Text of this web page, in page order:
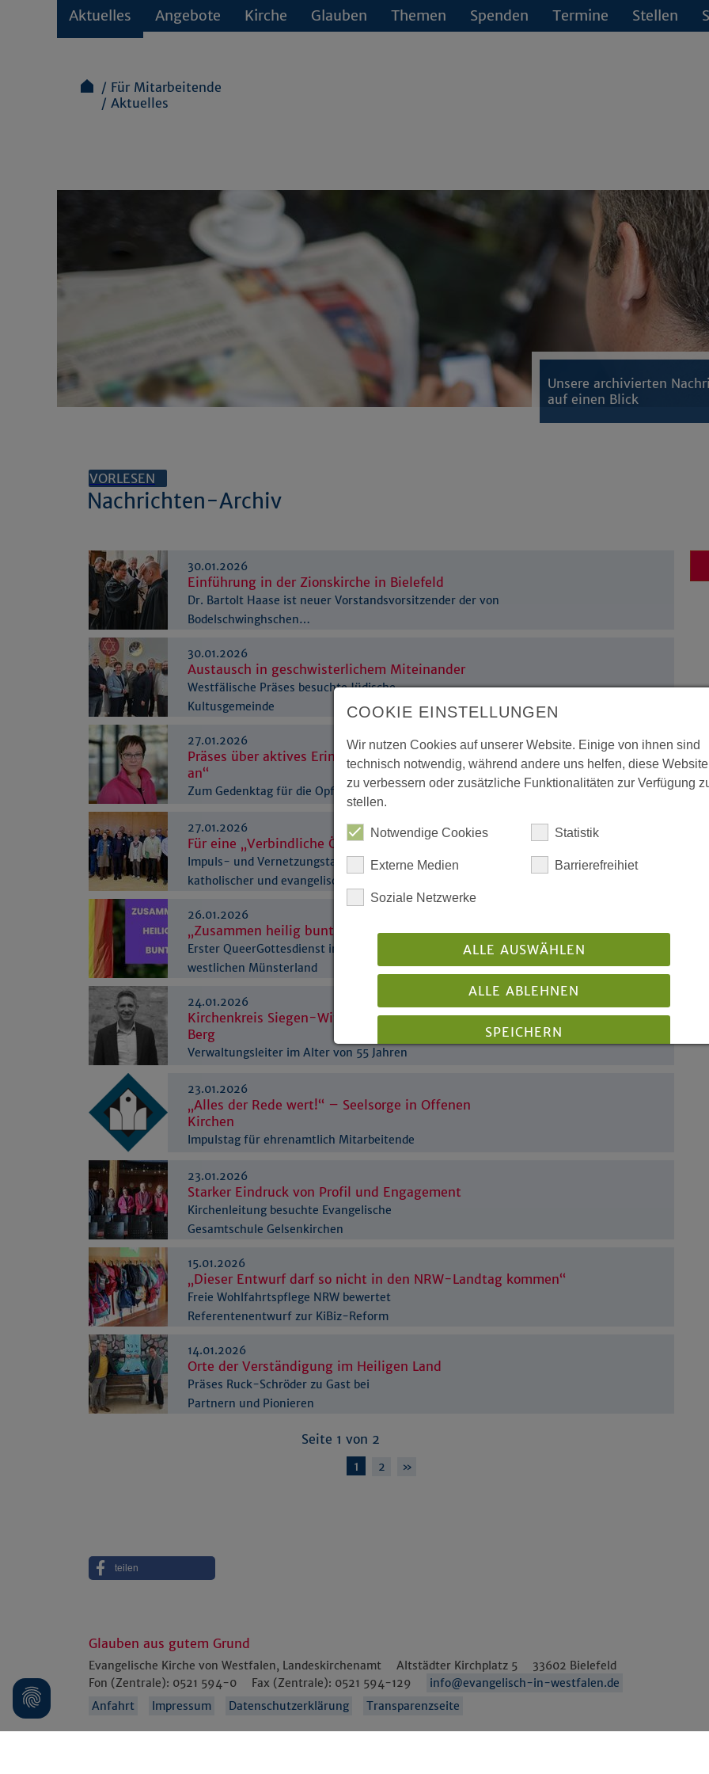
Aktuelles Angebote Kirche Glauben Themen Spenden Termine Stellen
Für Mitarbeitende
Aktuelles
Unsere archivierten
auf einen Blick
VORLESEN
Nachrichten-Archiv
30.01.2026
Einführung in der Zionskirche in Bielefeld
Dr. Bartolt Haase ist neuer Vorstandsvorsitzender der von
Bodelschwinghschen…
30.01.2026
Austausch in geschwisterlichem Miteinander
Westfälische Präses besuchte Jüdische
Kultusgemeinde
27.01.2026
Präses über aktives Erinnern: „Es kommt heute auf uns
an“
Zum Gedenktag für die Opfer des
27.01.2026
Für eine „Verbindliche Ökumene“
Impuls- und Vernetzungstag stärkt Kooperation von
katholischer und evangelischer…
26.01.2026
„Zusammen heilig bunt“
Erster QueerGottesdienst im
westlichen Münsterland
24.01.2026
Kirchenkreis Siegen-Wittgenstein trauert um Oliver
Berg
Verwaltungsleiter im Alter von 55 Jahren
23.01.2026
„Alles der Rede wert!“ – Seelsorge in Offenen
Kirchen
Impulstag für ehrenamtlich Mitarbeitende
23.01.2026
​​​​​​​Starker Eindruck von Profil und Engagement
Kirchenleitung besuchte Evangelische
Gesamtschule Gelsenkirchen
15.01.2026
„Dieser Entwurf darf so nicht in den NRW-Landtag kommen“
Freie Wohlfahrtspflege NRW bewertet
Referentenentwurf zur KiBiz-Reform
14.01.2026
Orte der Verständigung im Heiligen Land
Präses Ruck-Schröder zu Gast bei
Partnern und Pionieren
Seite 1 von 2
1
2 »
teilen
Glauben aus gutem Grund
Evangelische Kirche von Westfalen, Landeskirchenamt Altstädter Kirchplatz 5 33602 Bielefeld
Fon (Zentrale): 0521 594-0 Fax (Zentrale): 0521 594-129
info@evangelisch-in-westfalen.de
Anfahrt
Impressum Datenschutzerklärung Transparenzseite
COOKIE EINSTELLUNGEN
Wir nutzen Cookies auf unserer Website. Einige von ihnen sind
technisch notwendig, während andere uns helfen, diese Website
zu verbessern oder zusätzliche Funktionalitäten zur Verfügung
stellen.
Notwendige Cookies Statistik
Externe Medien Barrierefreihiet
Soziale Netzwerke
ALLE AUSWÄHLEN
ALLE ABLEHNEN
SPEICHERN